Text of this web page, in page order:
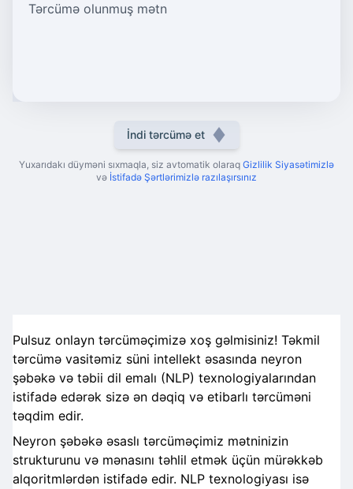
Tərcümə olunmuş mətn
İndi tərcümə et
Yuxarıdakı düyməni sıxmaqla, siz avtomatik olaraq Gizlilik Siyasətimizlə
və İstifadə Şərtlərimizlə razılaşırsınız
Pulsuz onlayn tərcüməçimizə xoş gəlmisiniz! Təkmil
tərcümə vasitəmiz süni intellekt əsasında neyron
şəbəkə və təbii dil emalı (NLP) texnologiyalarından
istifadə edərək sizə ən dəqiq və etibarlı tərcüməni
təqdim edir.
Neyron şəbəkə əsaslı tərcüməçimiz mətninizin
strukturunu və mənasını təhlil etmək üçün mürəkkəb
alqoritmlərdən istifadə edir. NLP texnologiyası isə